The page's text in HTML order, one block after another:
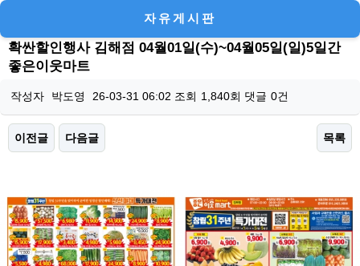
자유게시판
확싼할인행사 김해점 04월01일(수)~04월05일(일)5일간
좋은이웃마트
작성자 박도영 26-03-31 06:02 조회 1,840회 댓글 0건
이전글 다음글 목록
본문